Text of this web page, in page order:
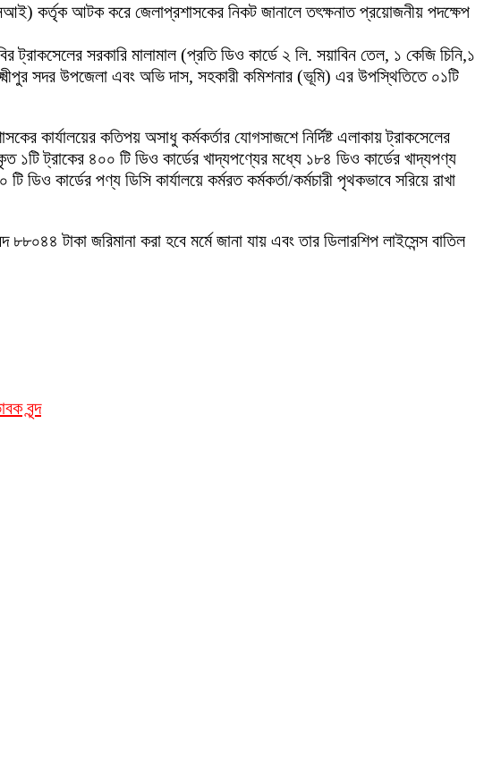
কর্তৃক আটক করে জেলাপ্রশাসকের নিকট জানালে তৎক্ষনাত প্রয়োজনীয় পদক্ষেপ
ট্রাকসেলের সরকারি মালামাল (প্রতি ডিও কার্ডে ২ লি. সয়াবিন তেল, ১ কেজি চিনি,১
সদর উপজেলা এবং অভি দাস, সহকারী কমিশনার (ভূমি) এর উপস্থিতিতে ০১টি
কার্যালয়ের কতিপয় অসাধু কর্মকর্তার যোগসাজশে নির্দিষ্ট এলাকায় ট্রাকসেলের
১টি ট্রাকের ৪০০ টি ডিও কার্ডের খাদ্যপণ্যের মধ্যে ১৮৪ ডিও কার্ডের খাদ্যপণ্য
কার্ডের পণ্য ডিসি কার্যালয়ে কর্মরত কর্মকর্তা/কর্মচারী পৃথকভাবে সরিয়ে রাখা
টাকা জরিমানা করা হবে মর্মে জানা যায় এবং তার ডিলারশিপ লাইসেন্স বাতিল
বৃন্দ